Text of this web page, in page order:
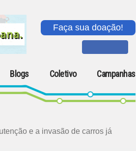
Faça sua doação!
Blogs Coletivo Campanhas
e a invasão de carros já